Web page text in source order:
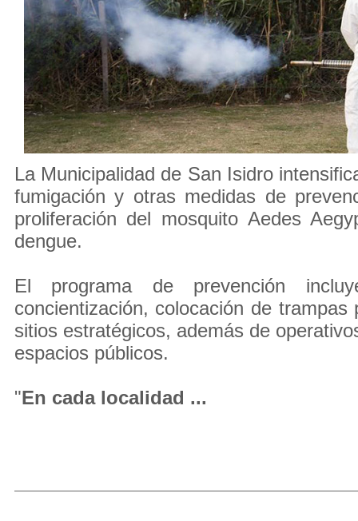
La Municipalidad de San Isidro
fumigación y otras medidas de
proliferación del mosquito Aedes
dengue.
El programa de prevención
concientización, colocación de trampas
sitios estratégicos, además de
espacios públicos.
"En cada localidad ...